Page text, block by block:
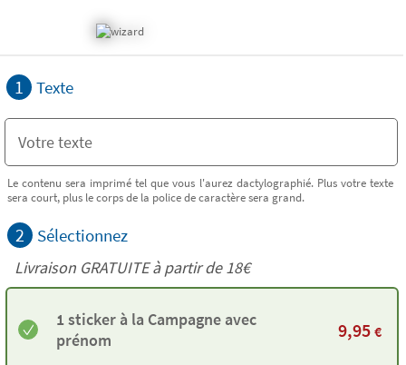
1 Texte
Le contenu sera imprimé tel que vous l'aurez dactylographié. Plus votre texte
sera court, plus le corps de la police de caractère sera grand.
2 Sélectionnez
Livraison GRATUITE à partir de18€
1 sticker à la Campagne avec
prénom
9,95 €